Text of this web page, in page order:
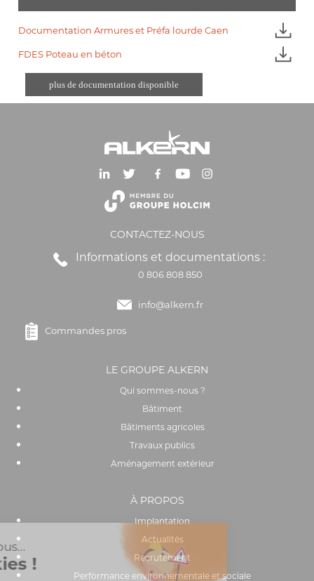
Documentation Armures et Préfa lourde Caen
FDES Poteau en béton
plus de documentation disponible
CONTACTEZ-NOUS
Informations et documentations :
0 806 808 850
info@alkern.fr
Commandes pros
LE GROUPE ALKERN
Qui sommes-nous ?
Bâtiment
Bâtiments agricoles
Travaux publics
Aménagement extérieur
À PROPOS
Implantation
Actualités
Recrutement
Performance environnementale et sociale